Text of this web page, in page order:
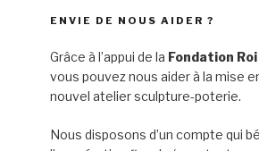
ENVIE DE NOUS AIDER ?
Grâce à l’appui de la Fondation
vous pouvez nous aider à la mise
nouvel atelier sculpture-poterie.
Nous disposons d’un compte qui